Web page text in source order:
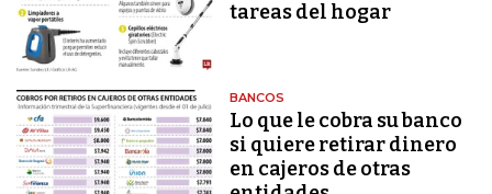
tareas del hogar
BANCOS
Lo que le cobra su banco
si quiere retirar dinero
en cajeros de otras